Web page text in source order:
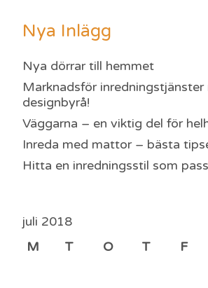
Nya Inlägg
Nya dörrar till hemmet
Marknadsför
designbyrå!
Väggarna – en viktig del för
Inreda med mattor – bästa
Hitta en inredningsstil som
juli 2018
M
T O T F